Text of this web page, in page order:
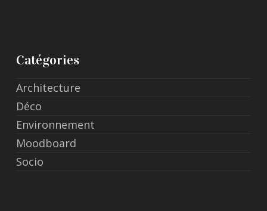
Catégories
Architecture
Déco
Environnement
Moodboard
Socio